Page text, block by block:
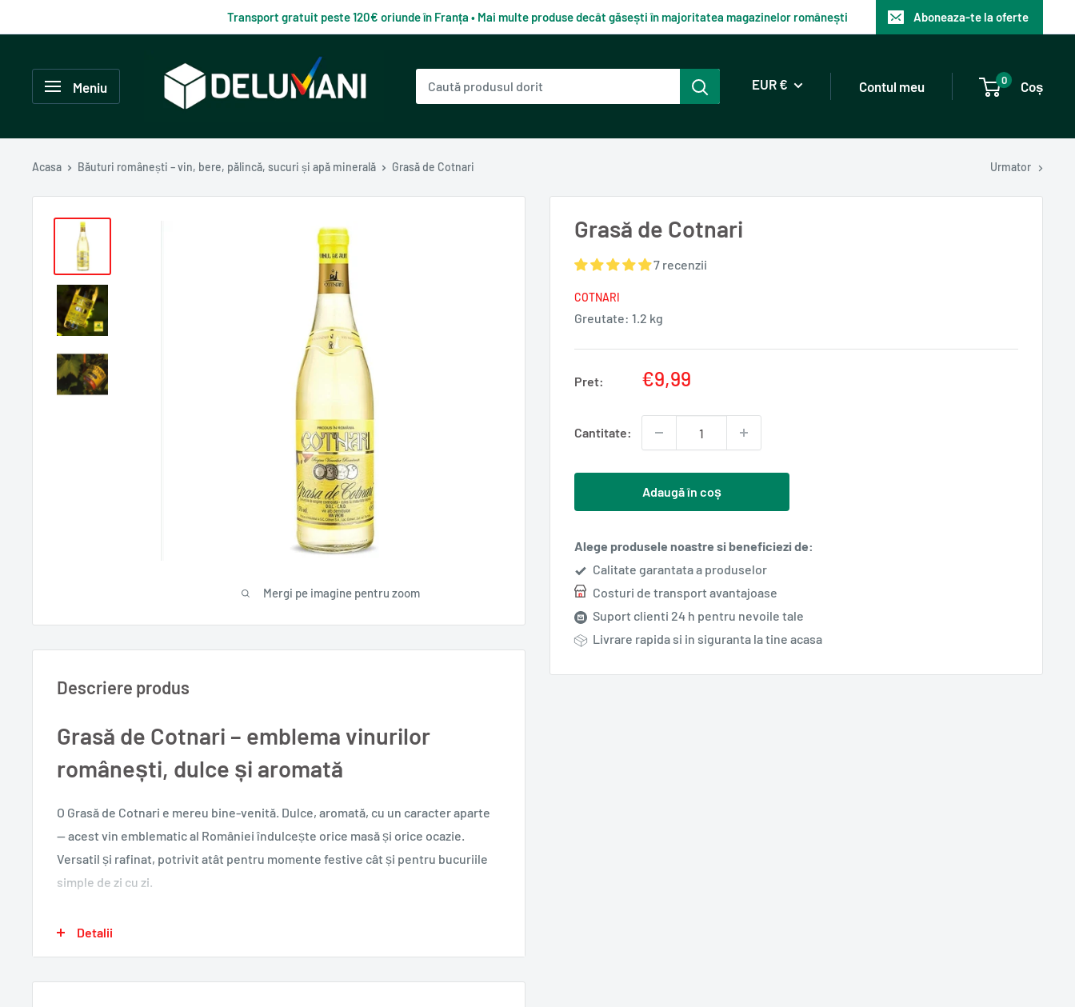
te
continut
Transport gratuit peste 120€ oriunde în Franța • Mai multe produse decât găsești în majoritatea magazinelor românești Aboneaza-te la oferte
Meniu
Delumani
Magazin
EUR € Contul meu 0 Coș
Acasa Băuturi românești – vin, bere, pălincă, sucuri și apă minerală Grasă de Cotnari Urmator
Mergi pe imagine pentru zoom
Grasă de Cotnari
7 recenzii
COTNARI
Greutate: 1.2 kg
Pret:
Pret
€9,99
Cantitate:
Adaugă în coș
Alege produsele noastre si beneficiezi de:
Calitate garantata a produselor
Costuri de transport avantajoase
Suport clienti 24 h pentru nevoile tale
Livrare rapida si in siguranta la tine acasa
Descriere produs
Grasă de Cotnari – emblema vinurilor
românești, dulce și aromată
O Grasă de Cotnari e mereu bine-venită. Dulce, aromată, cu un caracter aparte
— acest vin emblematic al României îndulcește orice masă și orice ocazie.
Versatil și rafinat, potrivit atât pentru momente festive cât și pentru bucuriile
simple de zi cu zi.
De ce o vei adora:
Soi emblematic românesc — dulce, aromat, cu personalitate distinctă
Detalii